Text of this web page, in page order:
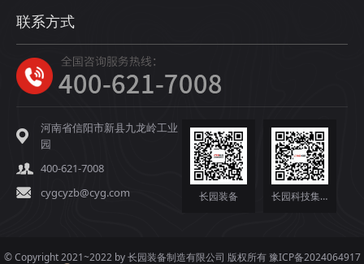
联系方式
河南省信阳市新县九龙岭工业
园
400-621-7008
cygcyzb@cyg.com
长园装备 长园科技集团
© Copyright 2021~2022 by 长园装备制造有限公司 版权所有豫ICP备2024064917